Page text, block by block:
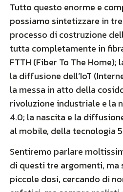
Tutto questo enorme e
possiamo sintetizzare in
processo di costruzione
tutta completamente in
FTTH (Fiber To The
la diffusione dell’IoT
la messa in atto della
rivoluzione industriale e la
4.0; la nascita e la
al mobile, della tecnologia
Sentiremo parlare
di questi tre argomenti, ma
piccole dosi, cercando di